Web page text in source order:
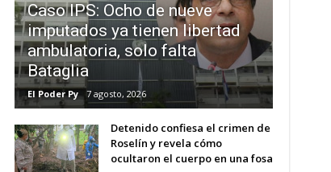
Caso IPS: Ocho de nueve
imputados ya tienen libertad
ambulatoria, solo falta
Bataglia
El Poder Py 7 agosto, 2026
Detenido confiesa el crimen de
Roselín y revela cómo
ocultaron el cuerpo en una fosa